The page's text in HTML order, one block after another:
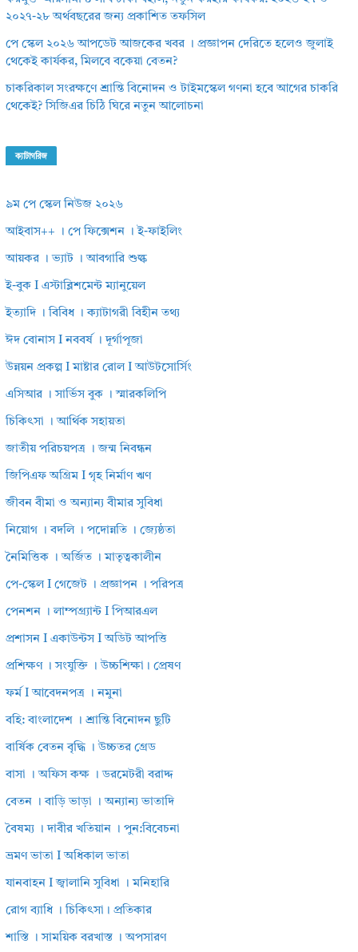
২০২৭-২৮ অর্থবছরের জন্য প্রকাশিত তফসিল
পে স্কেল ২০২৬ আপডেট আজকের খবর । প্রজ্ঞাপন দেরিতে হলেও জুলাই
থেকেই কার্যকর, মিলবে বকেয়া বেতন?
চাকরিকাল সংরক্ষণে শ্রান্তি বিনোদন ও টাইমস্কেল গণনা হবে আগের চাকরি
থেকেই? সিজিএর চিঠি ঘিরে নতুন আলোচনা
ক্যাটাগরিজ
৯ম পে স্কেল নিউজ ২০২৬
আইবাস++ । পে ফিক্সেশন । ই-ফাইলিং
আয়কর । ভ্যাট । আবগারি শুল্ক
ই-বুক I এস্টাব্লিশমেন্ট ম্যানুয়েল
ইত্যাদি । বিবিধ । ক্যাটাগরী বিহীন তথ্য
ঈদ বোনাস I নববর্ষ । দূর্গাপূজা
উন্নয়ন প্রকল্প I মাষ্টার রোল I আউটসোর্সিং
এসিআর । সার্ভিস বুক । স্মারকলিপি
চিকিৎসা । আর্থিক সহায়তা
জাতীয় পরিচয়পত্র । জন্ম নিবন্ধন
জিপিএফ অগ্রিম I গৃহ নির্মাণ ঋণ
জীবন বীমা ও অন্যান্য বীমার সুবিধা
নিয়োগ । বদলি । পদোন্নতি । জ্যেষ্ঠতা
নৈমিত্তিক । অর্জিত । মাতৃত্বকালীন
পে-স্কেল I গেজেট । প্রজ্ঞাপন । পরিপত্র
পেনশন । লাম্পগ্র্যান্ট I পিআরএল
প্রশাসন I একাউন্টস I অডিট আপত্তি
প্রশিক্ষণ । সংযুক্তি । উচ্চশিক্ষা। প্রেষণ
ফর্ম I আবেদনপত্র । নমুনা
বহি: বাংলাদেশ । শ্রান্তি বিনোদন ছুটি
বার্ষিক বেতন বৃদ্ধি । উচ্চতর গ্রেড
বাসা । অফিস কক্ষ । ডরমেটরী বরাদ্দ
বেতন । বাড়ি ভাড়া । অন্যান্য ভাতাদি
বৈষম্য । দাবীর খতিয়ান । পুন:বিবেচনা
ভ্রমণ ভাতা I অধিকাল ভাতা
যানবাহন I জ্বালানি সুবিধা । মনিহারি
রোগ ব্যাধি । চিকিৎসা। প্রতিকার
শাস্তি । সাময়িক বরখাস্ত । অপসারণ